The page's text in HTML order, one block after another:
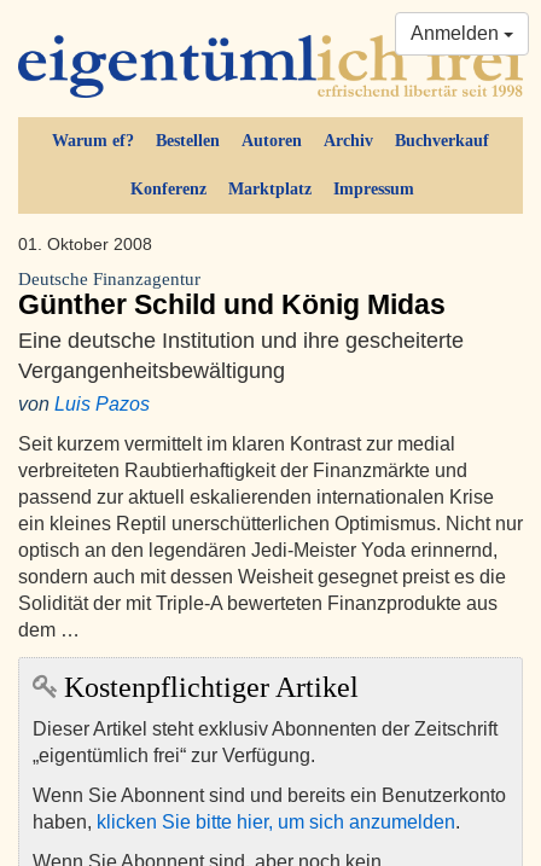
Warum ef? Bestellen Autoren Archiv Buchverkauf
Konferenz Marktplatz Impressum
Anmelden
01. Oktober 2008
Deutsche Finanzagentur
Günther Schild und König Midas
Eine deutsche Institution und ihre gescheiterte
Vergangenheitsbewältigung
von Luis Pazos
Seit kurzem vermittelt im klaren Kontrast zur medial
verbreiteten Raubtierhaftigkeit der Finanzmärkte und
passend zur aktuell eskalierenden internationalen Krise
ein kleines Reptil unerschütterlichen Optimismus. Nicht nur
optisch an den legendären Jedi-Meister Yoda erinnernd,
sondern auch mit dessen Weisheit gesegnet preist es die
Solidität der mit Triple-A bewerteten Finanzprodukte aus
dem …
Kostenpflichtiger Artikel
Dieser Artikel steht exklusiv Abonnenten der Zeitschrift
„eigentümlich frei“ zur Verfügung.
Wenn Sie Abonnent sind und bereits ein Benutzerkonto
haben, klicken Sie bitte hier, um sich anzumelden.
Wenn Sie Abonnent sind, aber noch kein